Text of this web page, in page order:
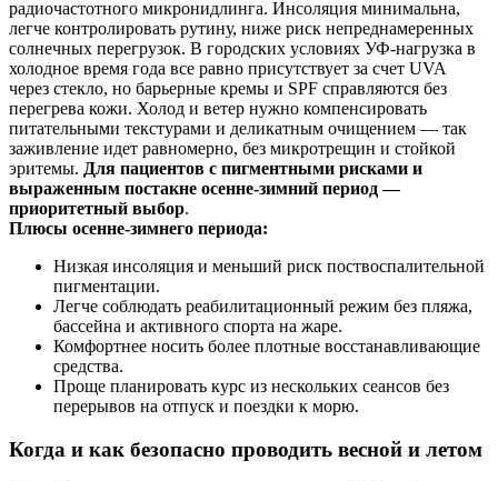
радиочастотного микронидлинга. Инсоляция минимальна,
легче контролировать рутину, ниже риск непреднамеренных
солнечных перегрузок. В городских условиях УФ‑нагрузка в
холодное время года все равно присутствует за счет UVA
через стекло, но барьерные кремы и SPF справляются без
перегрева кожи. Холод и ветер нужно компенсировать
питательными текстурами и деликатным очищением — так
заживление идет равномерно, без микротрещин и стойкой
эритемы. Для пациентов с пигментными рисками и
выраженным постакне осенне‑зимний период —
приоритетный выбор.
Плюсы осенне‑зимнего периода:
Низкая инсоляция и меньший риск поствоспалительной
пигментации.
Легче соблюдать реабилитационный режим без пляжа,
бассейна и активного спорта на жаре.
Комфортнее носить более плотные восстанавливающие
средства.
Проще планировать курс из нескольких сеансов без
перерывов на отпуск и поездки к морю.
Когда и как безопасно проводить весной и летом